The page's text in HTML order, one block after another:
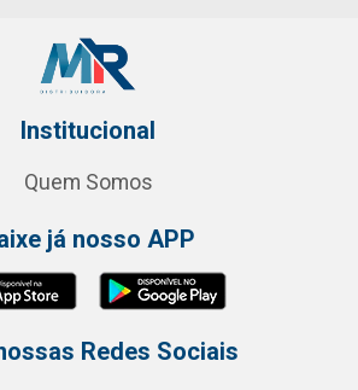
Institucional
Quem Somos
já nosso APP
Redes Sociais